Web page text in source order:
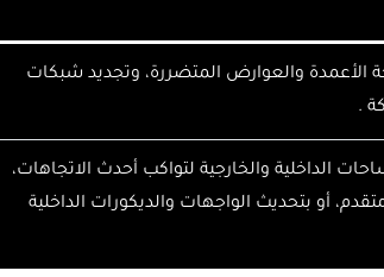
والعوارض المتضررة، وتجديد شبكات
.
الداخلية والخارجية لتواكب أحدث الاتجاهات،
أو بتحديث الواجهات والديكورات الداخلية